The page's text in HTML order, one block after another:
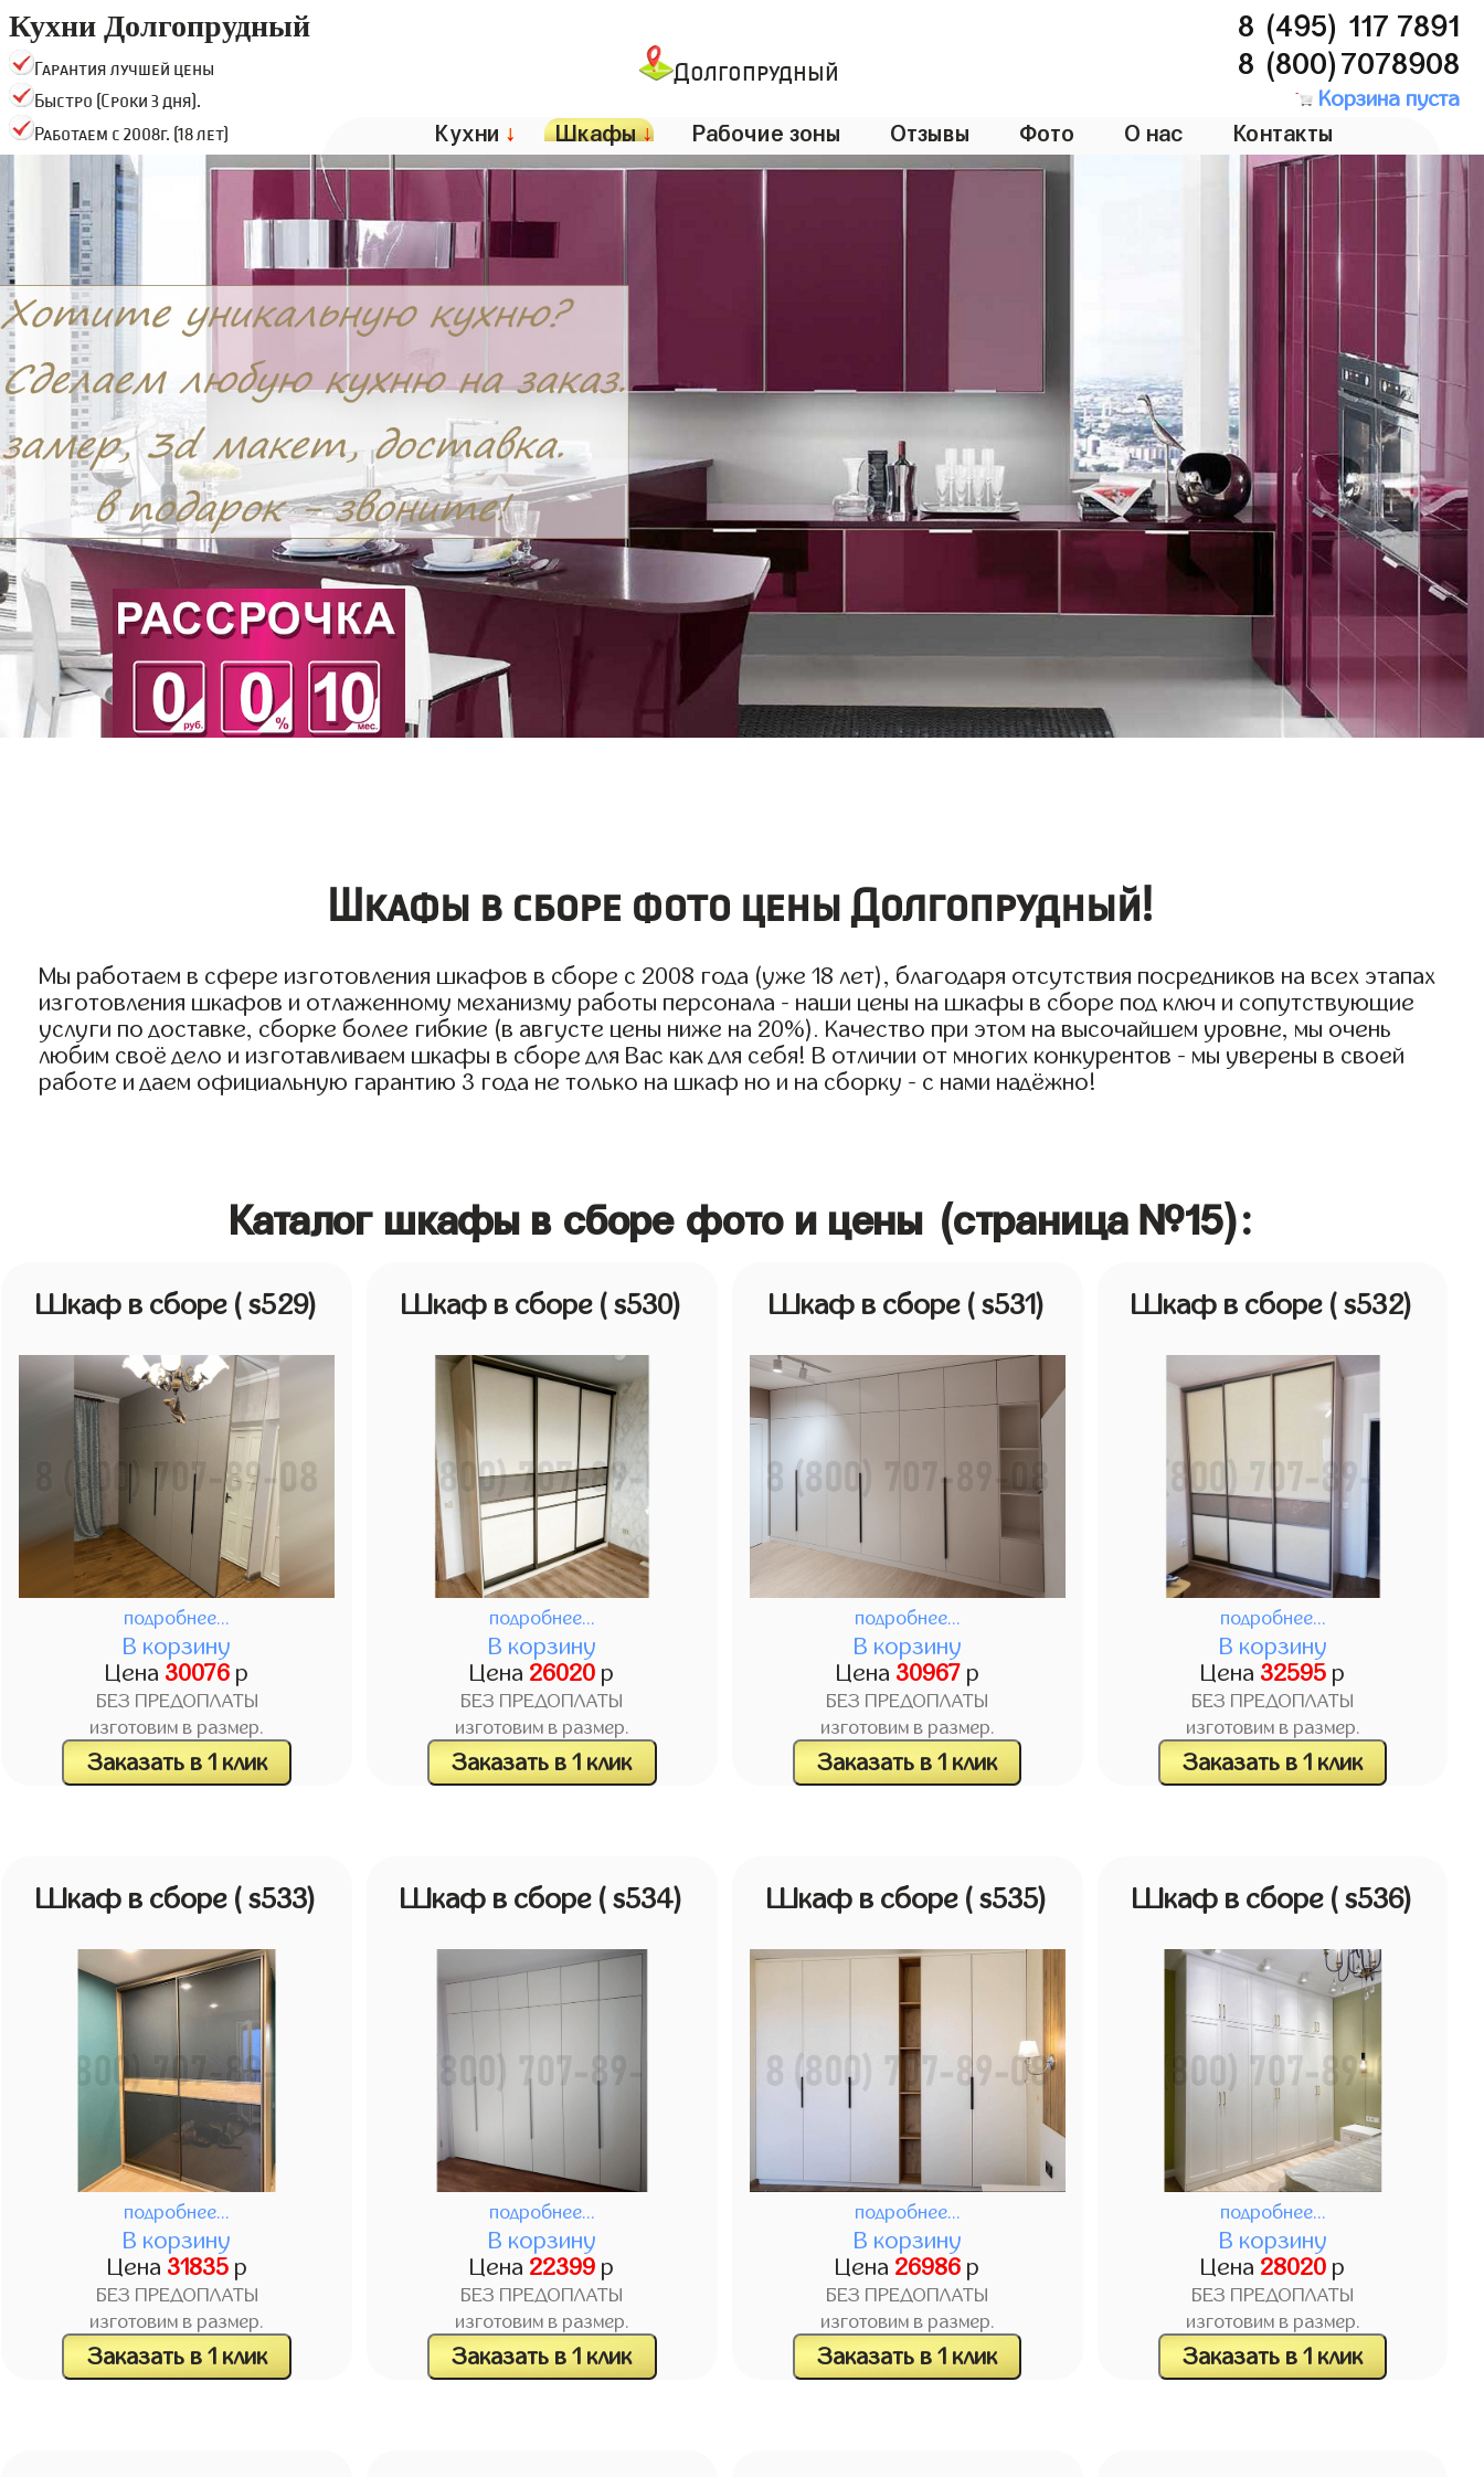
Кухни Долгопрудный
Гарантия лучшей цены
Быстро (Сроки 3 дня).
Работаем с 2008г. (18 лет)
Долгопрудный
8 (495) 117 7891
8 (800)7078908
Корзина пуста
Кухни ↓ Шкафы↓ Рабочие зоны Отзывы Фото О нас Контакты
Шкафы в сборе фото цены Долгопрудный!
Мы работаем в сфере изготовления шкафов в сборе с 2008 года (уже 18 лет), благодаря отсутствия посредников на всех этапах
изготовления шкафов и отлаженному механизму работы персонала - наши цены на шкафы в сборе под ключ и сопутствующие
услуги по доставке, сборке более гибкие (в августе цены ниже на 20%). Качество при этом на высочайшем уровне, мы очень
любим своё дело и изготавливаем шкафы в сборе для Вас как для себя! В отличии от многих конкурентов - мы уверены в своей
работе и даем официальную гарантию 3 года не только на шкаф но и на сборку - с нами надёжно!
Каталог шкафы в сборе фото и цены (страница №15):
Шкаф в сборе ( s529)
подробнее...
В корзину
Цена 30076 р
БЕЗ ПРЕДОПЛАТЫ
изготовим в размер.
Заказать в 1 клик
Шкаф в сборе ( s530)
подробнее...
В корзину
Цена 26020 р
БЕЗ ПРЕДОПЛАТЫ
изготовим в размер.
Заказать в 1 клик
Шкаф в сборе ( s531)
подробнее...
В корзину
Цена 30967р
БЕЗ ПРЕДОПЛАТЫ
изготовим в размер.
Заказать в 1 клик
Шкаф в сборе ( s532)
подробнее...
В корзину
Цена 32595 р
БЕЗ ПРЕДОПЛАТЫ
изготовим в размер.
Заказать в 1 клик
Шкаф в сборе ( s533)
подробнее...
В корзину
Цена 31835р
БЕЗ ПРЕДОПЛАТЫ
изготовим в размер.
Заказать в 1 клик
Шкаф в сборе ( s534)
подробнее...
В корзину
Цена 22399 р
БЕЗ ПРЕДОПЛАТЫ
изготовим в размер.
Заказать в 1 клик
Шкаф в сборе ( s535)
подробнее...
В корзину
Цена 26986 р
БЕЗ ПРЕДОПЛАТЫ
изготовим в размер.
Заказать в 1 клик
Шкаф в сборе ( s536)
подробнее...
В корзину
Цена 28020 р
БЕЗ ПРЕДОПЛАТЫ
изготовим в размер.
Заказать в 1 клик